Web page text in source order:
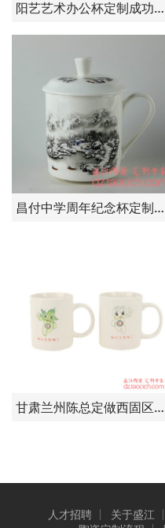
阳艺艺术办公杯定制成功案例 景德镇盛江陶瓷
昌付中学周年纪念杯定制成功案例 景德镇盛江陶瓷
甘肃兰州陈总定做西固区兰化二小成立3周年纪念杯子——卡通马克杯
人才招聘 关于盛江